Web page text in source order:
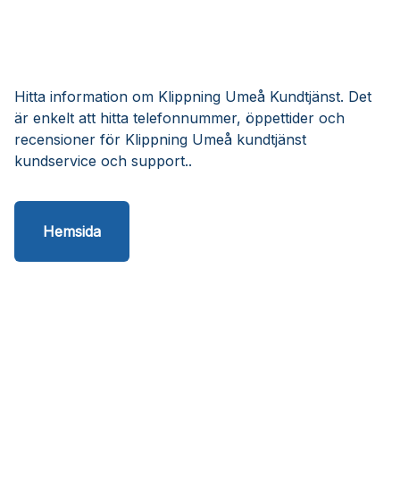
Hitta information om Klippning Umeå Kundtjänst. Det
är enkelt att hitta telefonnummer, öppettider och
recensioner för Klippning Umeå kundtjänst
kundservice och support..
Hemsida